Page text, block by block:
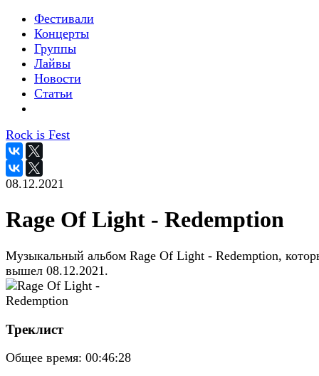
Фестивали
Концерты
Группы
Лайвы
Новости
Статьи
Rock is Fest
08.12.2021
Rage Of Light - Redemption
Музыкальный альбом Rage Of Light - Redemption,
вышел 08.12.2021.
Треклист
Общее время: 00:46:28